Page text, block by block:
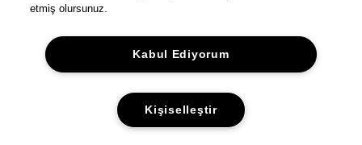
© Bobbi Brown Kozmetik. Tüm hakları saklıdır.
KVKK AYDINLATMA METNİ
etmiş olursunuz.
Kabul Ediyorum
Kişiselleştir